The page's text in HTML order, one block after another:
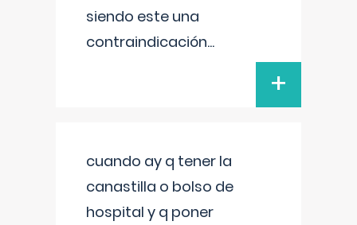
siendo este una
contraindicación...
+
cuando ay q tener la
canastilla o bolso de
hospital y q poner